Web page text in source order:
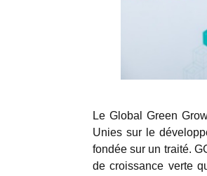
Le Global Green
Unies sur le
fondée sur un traité.
de croissance verte